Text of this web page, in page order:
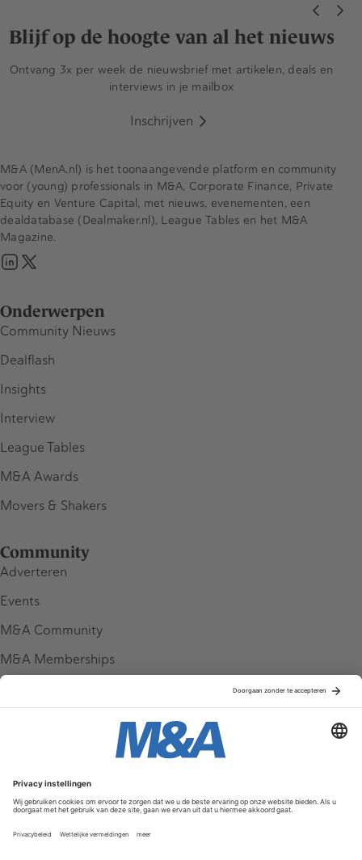
Blijf op de hoogte van al het nieuws
Ontvang 3x per week de nieuwsbrief met artikelen, deals en
interviews in je mailbox
Inschrijven
Onderwerpen
Community Nieuws
Dealflash
Insights
Interview
League Tables
M&A Awards
Movers & Shakers
Community
Adverteren
Events
M&A Community
M&A Memberships
Service & Contact
Contact
FAQ
M&A (MenA.nl) is het toonaangevende platform en community
voor (young) professionals in M&A, Corporate Finance, Private
Equity en Venture Capital, met nieuws, evenementen, een
dealdatabase (Dealmaker.nl), League Tables en het M&A
Magazine.